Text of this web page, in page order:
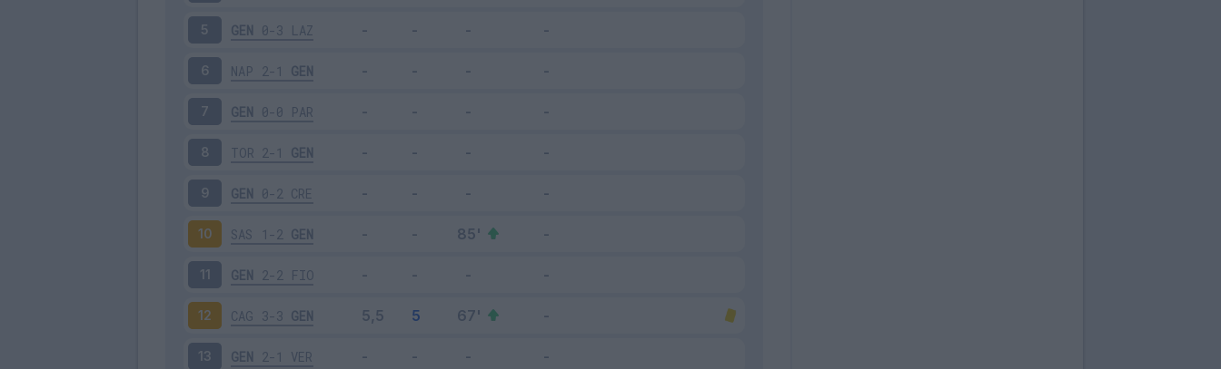
5 GEN 0-3 LAZ
6 NAP 2-1 GEN
7 GEN 0-0 PAR
8 TOR 2-1 GEN
9 GEN 0-2 CRE
10 SAS 1-2 GEN
11 GEN 2-2 FIO
12 CAG 3-3 GEN
13 GEN 2-1 VER